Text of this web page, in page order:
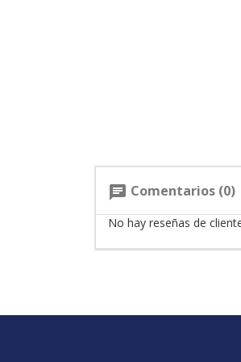
chat Comentarios (0)
No hay reseñas de